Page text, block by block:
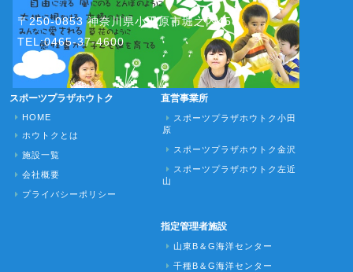
〒250-0853 神奈川県小田原市堀之内458
TEL:0465-37-4600
スポーツプラザホウトク
HOME
ホウトクとは
施設一覧
会社概要
プライバシーポリシー
直営事業所
スポーツプラザホウトク小田
原
スポーツプラザホウトク金沢
スポーツプラザホウトク左近
山
指定管理者施設
山東B＆G海洋センター
千種B＆G海洋センター